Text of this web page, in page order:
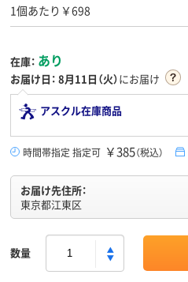
1個あたり￥698
在庫： あり
お届け日： 8月11日（火）にお届け
アスクル在庫商品
時間帯指定 指定可 ￥385（税込）
お届け先住所：
東京都江東区
数量